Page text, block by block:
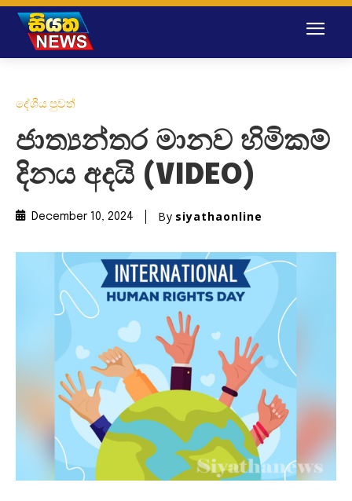
දේශීය පුවත්
ජාත්‍යන්තර මානව හිමිකම්
දිනය අදයි (VIDEO)
December 10, 2024 By siyathaonline